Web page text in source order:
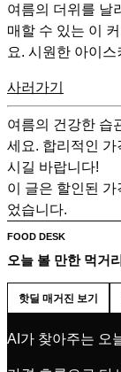
여름의 더위를 날
매할 수 있는 이
요. 시원한 아이
사러가기
여름의 건강한 습
세요. 합리적인 가
시길 바랍니다!
이 글은 할인된
었습니다.
FOOD DESK
오늘 볼 만한 먹거
핫딜 매거진 보기
AI가 찾아주는 오